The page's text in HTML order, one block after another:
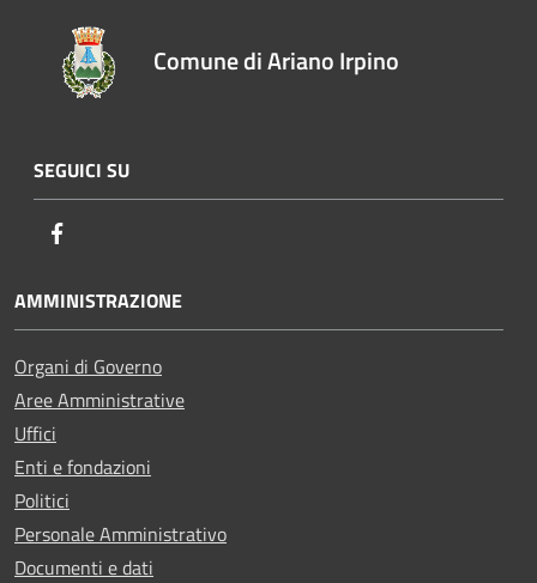
Comune di Ariano Irpino
SEGUICI SU
AMMINISTRAZIONE
Organi di Governo
Aree Amministrative
Uffici
Enti e fondazioni
Politici
Personale Amministrativo
Documenti e dati